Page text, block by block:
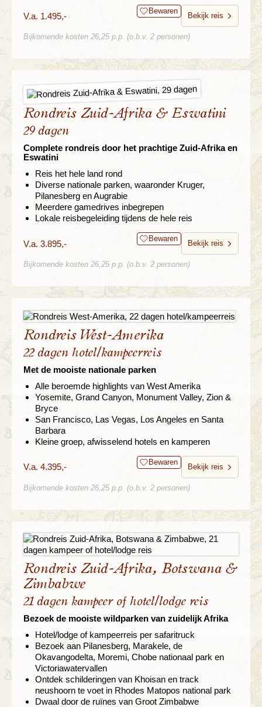
V.a. 1.495,- Bewaren
Bekijk reis
Bijkomende kosten 26,25 p.p. (o.b.v. 2 personen)
Rondreis Zuid-Afrika & Eswatini
29 dagen
Complete rondreis door het prachtige Zuid-Afrika en
Eswatini
Reis het hele land rond
Diverse nationale parken, waaronder Kruger,
Pilanesberg en Augrabie
Meerdere gamedrives inbegrepen
Lokale reisbegeleiding tijdens de hele reis
V.a. 3.895,- Bewaren
Bekijk reis
Bijkomende kosten 26,25 p.p. (o.b.v. 2 personen)
Rondreis West-Amerika
22 dagen hotel/kampeerreis
Met de mooiste nationale parken
Alle beroemde highlights van West Amerika
Yosemite, Grand Canyon, Monument Valley, Zion &
Bryce
San Francisco, Las Vegas, Los Angeles en Santa
Barbara
Kleine groep, afwisselend hotels en kamperen
V.a. 4.395,- Bewaren
Bekijk reis
Bijkomende kosten 26,25 p.p. (o.b.v. 2 personen)
Rondreis Zuid-Afrika, Botswana &
Zimbabwe
21 dagen kampeer of hotel/lodge reis
Bezoek de mooiste wildparken van zuidelijk Afrika
Hotel/lodge of kampeerreis per safaritruck
Bezoek aan Pilanesberg, Marakele, de
Okavangodelta, Moremi, Chobe nationaal park en
Victoriawatervallen
Ontdek schilderingen van Khoisan en track
neushoorn te voet in Rhodes Matopos national park
Dwaal door de ruïnes van Groot Zimbabwe